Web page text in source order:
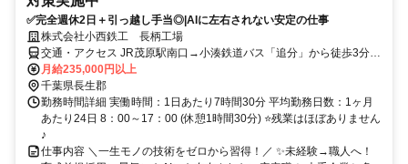
✅完全週休2日＋引っ越し手当◎|AIに左右されない安定の仕事
株式会社小西鉄工 長柄工場
交通・アクセス JR茂原駅南口→小湊鉄道バス「追分」から徒歩3分／
「茂原長柄スマートIC」から車で20分
月給235,000円以上
千葉県長生郡
勤務時間詳細 実働時間：1日あたり7時間30分 平均勤務日数：1ヶ月
あたり24日 8：00～17：00 (休憩1時間30分) ⭐残業はほぼありません
♪
仕事内容 ＼一生モノの技術をゼロから習得！／ ✨未経験→職人へ！